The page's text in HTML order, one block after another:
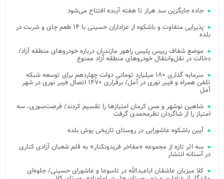
جاده جایگزین سد هراز تا هفته آینده افتتاح می‌شود
پذیرایی متفاوت و باشکوه از عزاداران حسینی با ۱۴ طعم چای و شربت در
بلده
موضع شفاف رییس پلیس راهور مازندران درباره خودروهای منطقه آزاد/
دخالت در نقل‌وانتقال خودروهای منطقه آزاد ممنوع
سرمایه گذاری ۱۸۰ میلیارد تومانی دولت چهاردهم برای توسعه شبکه
تلفن همراه و فیبر نوری در آمل/ برقراری ۱۴۷۰ اتصال فیبر نوری در شهر
آمل
شاهین نوشهر و مس کرمان امتیازها را تقسیم کردند/ فرصت‌سوزی، سه
امتیاز را از شاگردان نظرمحمدی گرفت
آیین باشکوه عاشورایی در روستای تاریخی یوش بلده
سه اثر تازه از مجموعه «مفاخر فریدونکنار» به قلم شعبان آزادی کناری
در آستانه انتشار
کلا میزبان عاشقان اباعبدالله در تاسوعا و عاشورای حسینی/ جلوه‌ای